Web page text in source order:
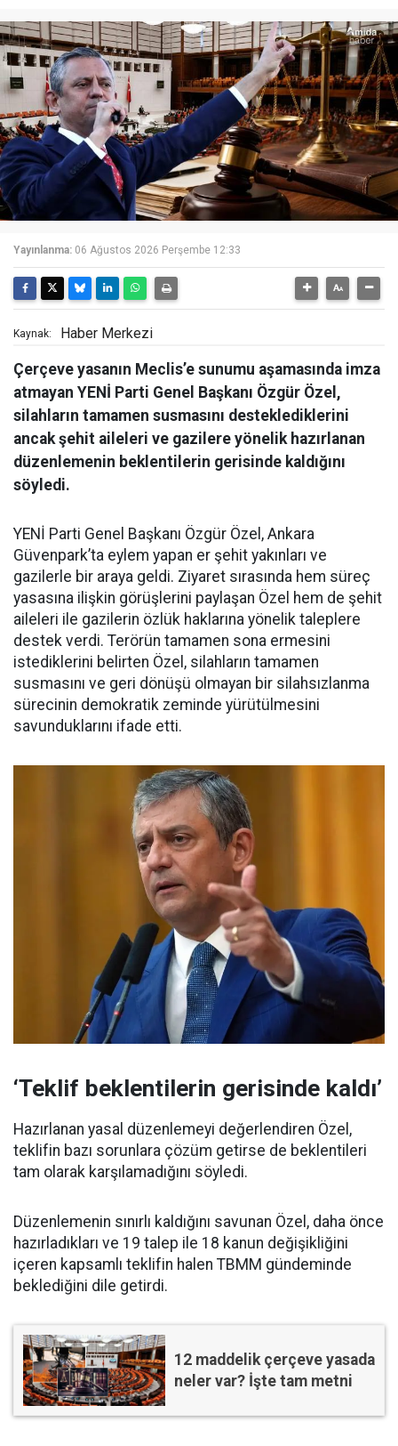
Yayınlanma: 06 Ağustos 2026 Perşembe 12:33
Kaynak: Haber Merkezi
Çerçeve yasanın Meclis’e sunumu aşamasında imza
atmayan YENİ Parti Genel Başkanı Özgür Özel,
silahların tamamen susmasını desteklediklerini
ancak şehit aileleri ve gazilere yönelik hazırlanan
düzenlemenin beklentilerin gerisinde kaldığını
söyledi.
YENİ Parti Genel Başkanı Özgür Özel, Ankara
Güvenpark’ta eylem yapan er şehit yakınları ve
gazilerle bir araya geldi. Ziyaret sırasında hem süreç
yasasına ilişkin görüşlerini paylaşan Özel hem de şehit
aileleri ile gazilerin özlük haklarına yönelik taleplere
destek verdi. Terörün tamamen sona ermesini
istediklerini belirten Özel, silahların tamamen
susmasını ve geri dönüşü olmayan bir silahsızlanma
sürecinin demokratik zeminde yürütülmesini
savunduklarını ifade etti.
‘Teklif beklentilerin gerisinde kaldı’
Hazırlanan yasal düzenlemeyi değerlendiren Özel,
teklifin bazı sorunlara çözüm getirse de beklentileri
tam olarak karşılamadığını söyledi.
Düzenlemenin sınırlı kaldığını savunan Özel, daha önce
hazırladıkları ve 19 talep ile 18 kanun değişikliğini
içeren kapsamlı teklifin halen TBMM gündeminde
beklediğini dile getirdi.
12 maddelik çerçeve yasada
neler var? İşte tam metni